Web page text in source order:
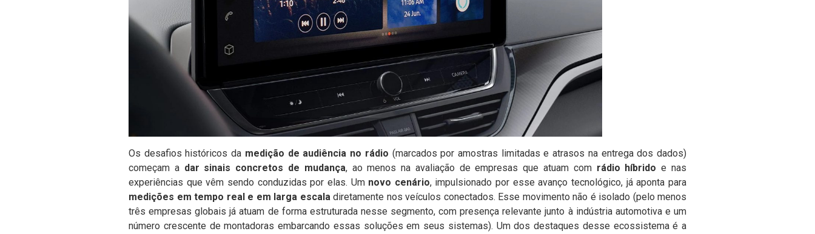
Os desafios históricos da medição de audiência no rádio (marcados por amostras limitadas e atrasos na entrega dos dados)
começam adar sinais concretos de mudança, ao menos na avaliação de empresas que atuam com rádio híbrido e nas
experiências que vêm sendo conduzidas por elas. Um novo cenário, impulsionado por esse avanço tecnológico, já aponta para
medições em tempo real e em larga escaladiretamente nos veículos conectados. Esse movimento não é isolado (pelo menos
três empresas globais já atuam de forma estruturada nesse segmento, com presença relevante junto à indústria automotiva e um
número crescente de montadoras embarcando essas soluções em seus sistemas). Um dos destaques desse ecossistema é a